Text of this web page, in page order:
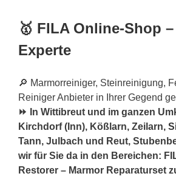
🥇 FILA Online-Shop –
Experte
🔎 Marmorreiniger, Steinreinigung,
Reiniger Anbieter in Ihrer Gegend
⏩ In Wittibreut und im ganzen
Kirchdorf (Inn), Kößlarn, Zeilarn,
Tann, Julbach und Reut,
wir für Sie da in den Bereichen:
Restorer – Marmor Reparaturset